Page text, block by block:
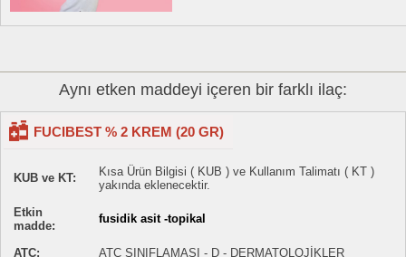
Aynı etken maddeyi içeren bir farklı ilaç:
FUCIBEST % 2 KREM (20 GR)
KUB ve KT:
Kısa Ürün Bilgisi ( KUB ) ve Kullanım Talimatı ( KT )
yakında eklenecektir.
Etkin
madde:
fusidik asit -topikal
ATC: ATC SINIFLAMASI - D - DERMATOLOJİKLER